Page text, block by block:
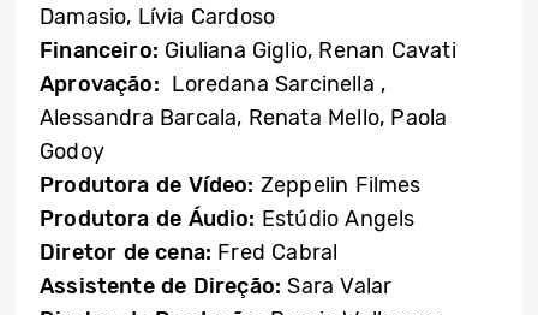
Damasio, Lívia Cardoso
Financeiro: Giuliana Giglio, Renan Cavati
Aprovação: Loredana Sarcinella ,
Alessandra Barcala, Renata Mello, Paola
Godoy
Produtora de Vídeo: Zeppelin Filmes
Produtora de Áudio: Estúdio Angels
Diretor de cena: Fred Cabral
Assistente de Direção: Sara Valar